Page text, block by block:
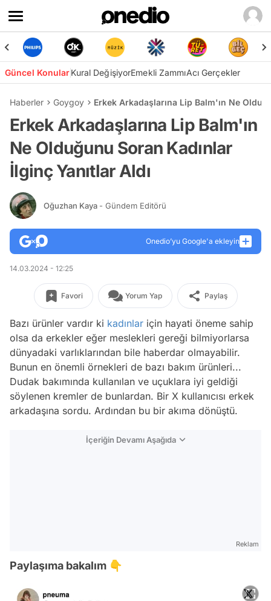
Güncel KonularKural DeğişiyorEmekli ZammıAcı Gerçekler
Haberler Goygoy Erkek Arkadaşlarına Lip Balm'ın Ne
Erkek Arkadaşlarına Lip Balm'ın
Ne Olduğunu Soran Kadınlar
İlginç Yanıtlar Aldı
Oğuzhan Kaya - Gündem Editörü
Onedio’yu Google'a ekleyin
14.03.2024 - 12:25
Favori Yorum Yap Paylaş
Bazı ürünler vardır ki kadınlar için hayati öneme sahip
olsa da erkekler eğer meslekleri gereği bilmiyorlarsa
dünyadaki varlıklarından bile haberdar olmayabilir.
Bunun en önemli örnekleri de bazı bakım ürünleri...
Dudak bakımında kullanılan ve uçuklara iyi geldiği
söylenen kremler de bunlardan. Bir X kullanıcısı erkek
arkadaşına sordu. Ardından bu bir akıma dönüştü.
İçeriğin Devamı Aşağıda
Reklam
Paylaşıma bakalım 👇